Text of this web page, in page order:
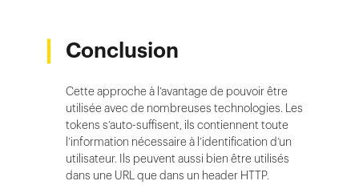
Conclusion
Cette approche à l’avantage de pouvoir être
utilisée avec de nombreuses technologies. Les
tokens s’auto-suffisent, ils contiennent toute
l’information nécessaire à l’identification d’un
utilisateur. Ils peuvent aussi bien être utilisés
dans une URL que dans un header HTTP.